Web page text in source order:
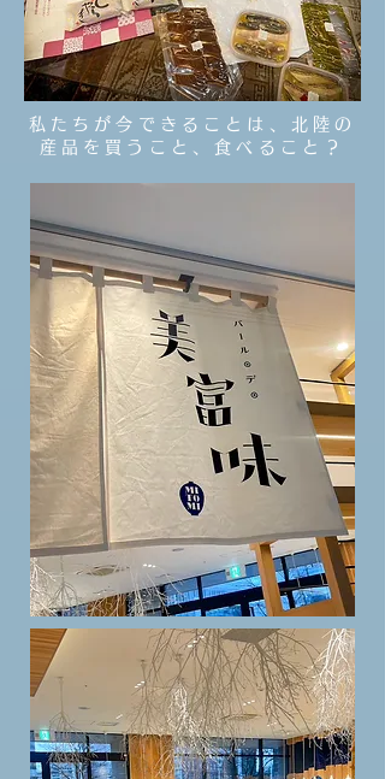
私たちが今できることは、北陸の
産品を買うこと、食べること？